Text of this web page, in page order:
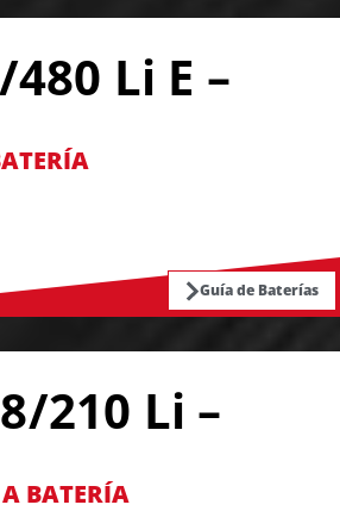
480 Li E –
Guía de Baterías
210 Li –
BATERÍA